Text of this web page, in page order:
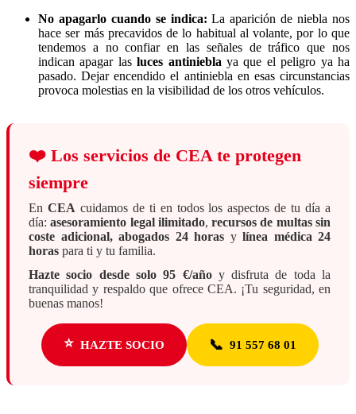
No apagarlo cuando se indica: La aparición de niebla nos
hace ser más precavidos de lo habitual al volante, por lo que
tendemos a no confiar en las señales de tráfico que nos
indican apagar lasluces antiniebla ya que el peligro ya ha
pasado. Dejar encendido el antiniebla en esas circunstancias
provoca molestias en la visibilidad de los otros vehículos.
❤️ Los servicios de CEA te protegen
siempre
En CEA cuidamos de ti en todos los aspectos de tu día a
día:asesoramiento legal ilimitado,recursos de multas sin
coste adicional, abogados 24 horas y línea médica 24
horas para ti y tu familia.
Hazte socio desde solo 95 €/añoy disfruta de toda la
tranquilidad y respaldo que ofrece CEA. ¡Tu seguridad, en
buenas manos!
⭐ HAZTE SOCIO 📞 91 557 68 01